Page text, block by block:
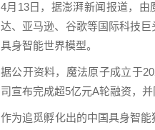
4月13日，据澎湃新闻报道，由
达、亚马逊、谷歌等国际科技
具身智能世界模型。
据公开资料，魔法原子成立于
司宣布完成超5亿元A轮融资，
作为追觅孵化出的中国具身智